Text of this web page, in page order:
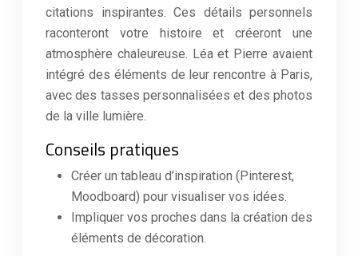
citations inspirantes. Ces détails personnels
raconteront votre histoire et créeront une
atmosphère chaleureuse. Léa et Pierre avaient
intégré des éléments de leur rencontre à Paris,
avec des tasses personnalisées et des photos
de la ville lumière.
Conseils pratiques
Créer un tableau d’inspiration (Pinterest,
Moodboard) pour visualiser vos idées.
Impliquer vos proches dans la création des
éléments de décoration.